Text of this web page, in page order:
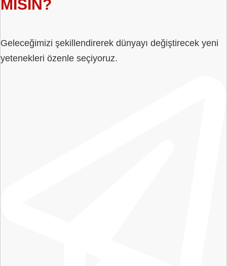
MİSİN?
Geleceğimizi şekillendirerek dünyayı değiştirecek yeni
yetenekleri özenle seçiyoruz.